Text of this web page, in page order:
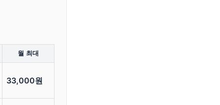
월 최대
33,000원